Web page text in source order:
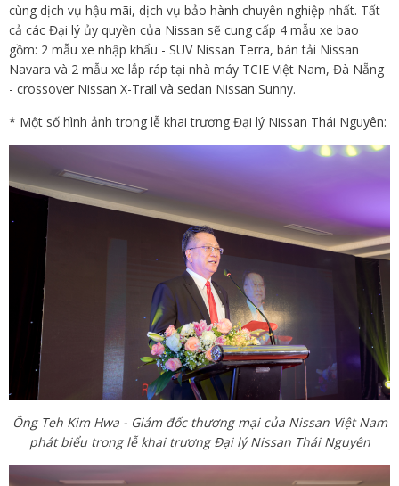
cùng dịch vụ hậu mãi, dịch vụ bảo hành chuyên nghiệp nhất. Tất
cả các Đại lý ủy quyền của Nissan sẽ cung cấp 4 mẫu xe bao
gồm: 2 mẫu xe nhập khẩu - SUV Nissan Terra, bán tải Nissan
Navara và 2 mẫu xe lắp ráp tại nhà máy TCIE Việt Nam, Đà Nẵng
- crossover Nissan X-Trail và sedan Nissan Sunny.
* Một số hình ảnh trong lễ khai trương Đại lý Nissan Thái Nguyên:
Ông Teh Kim Hwa - Giám đốc thương mại của Nissan Việt Nam
phát biểu trong lễ khai trương Đại lý Nissan Thái Nguyên